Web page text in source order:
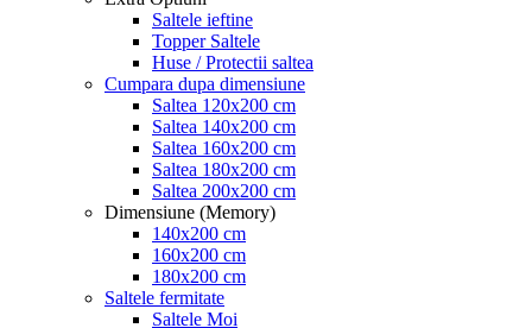
Saltele ieftine
Topper Saltele
Huse / Protectii saltea
Cumpara dupa dimensiune
Saltea 120x200 cm
Saltea 140x200 cm
Saltea 160x200 cm
Saltea 180x200 cm
Saltea 200x200 cm
Dimensiune (Memory)
140x200 cm
160x200 cm
180x200 cm
Saltele fermitate
Saltele Moi